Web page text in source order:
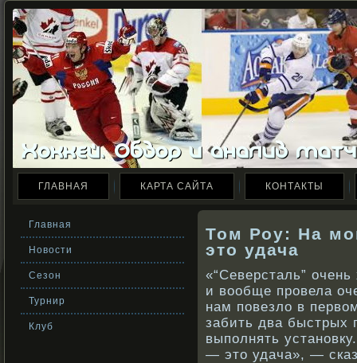
ГЛАВНАЯ КАРТА САЙТА КОНТАКТЫ
Главная
Новости
Сезон
Турнир
Клуб
Том Роу: На
это удача
«“Северсталь”
и вообще провела
нам повезло в
забить два быстрых
выполнять
— это удача», —